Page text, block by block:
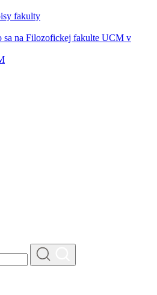
fakulty
sa na Filozofickej fakulte UCM v